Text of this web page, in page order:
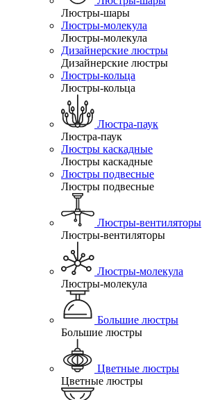
Люстры-шары
Люстры-молекула
Люстры-молекула
Дизайнерские люстры
Дизайнерские люстры
Люстры-кольца
Люстры-кольца
Люстра-паук
Люстра-паук
Люстры каскадные
Люстры каскадные
Люстры подвесные
Люстры подвесные
Люстры-вентиляторы
Люстры-вентиляторы
Люстры-молекула
Люстры-молекула
Большие люстры
Большие люстры
Цветные люстры
Цветные люстры